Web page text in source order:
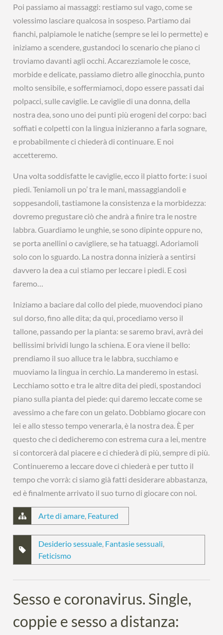
Poi passiamo ai massaggi: restiamo sul vago, come se
volessimo lasciare qualcosa in sospeso. Partiamo dai
fianchi, palpiamole le natiche (sempre se lei lo permette) e
iniziamo a scendere, gustandoci lo scenario che piano ci
troviamo davanti agli occhi. Accarezziamole le cosce,
morbide e delicate, passiamo dietro alle ginocchia, punto
molto sensibile, e soffermiamoci, dopo essere passati dai
polpacci, sulle caviglie. Le caviglie di una donna, della
nostra dea, sono uno dei punti più erogeni del corpo: baci
soffiati e colpetti con la lingua inizieranno a farla sognare,
e probabilmente ci chiederà di continuare. E noi
accetteremo.
Una volta soddisfatte le caviglie, ecco il piatto forte: i suoi
piedi. Teniamoli un po’ tra le mani, massaggiandoli e
soppesandoli, tastiamone la consistenza e la morbidezza:
dovremo pregustare ciò che andrà a finire tra le nostre
labbra. Guardiamo le unghie, se sono dipinte oppure no,
se porta anellini o cavigliere, se ha tatuaggi. Adoriamoli
solo con lo sguardo. La nostra donna inizierà a sentirsi
davvero la dea a cui stiamo per leccare i piedi. E così
faremo…
Iniziamo a baciare dal collo del piede, muovendoci piano
sul dorso, fino alle dita; da qui, procediamo verso il
tallone, passando per la pianta: se saremo bravi, avrà dei
bellissimi brividi lungo la schiena. E ora viene il bello:
prendiamo il suo alluce tra le labbra, succhiamo e
muoviamo la lingua in cerchio. La manderemo in estasi.
Lecchiamo sotto e tra le altre dita dei piedi, spostandoci
piano sulla pianta del piede: qui daremo leccate come se
avessimo a che fare con un gelato. Dobbiamo giocare con
lei e allo stesso tempo venerarla, è la nostra dea. È per
questo che ci dedicheremo con estrema cura a lei, mentre
si contorcerà dal piacere e ci chiederà di più, sempre di più.
Continueremo a leccare dove ci chiederà e per tutto il
tempo che vorrà: ci siamo già fatti desiderare abbastanza,
ed è finalmente arrivato il suo turno di giocare con noi.
Arte di amare Featured
Desiderio sessuale Fantasie sessuali
Feticismo
Sesso e coronavirus. Single,
coppie e sesso a distanza: